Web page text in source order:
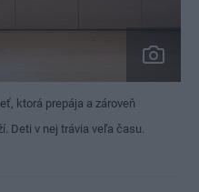
ktorá prepája a zároveň
Deti v nej trávia veľa času.